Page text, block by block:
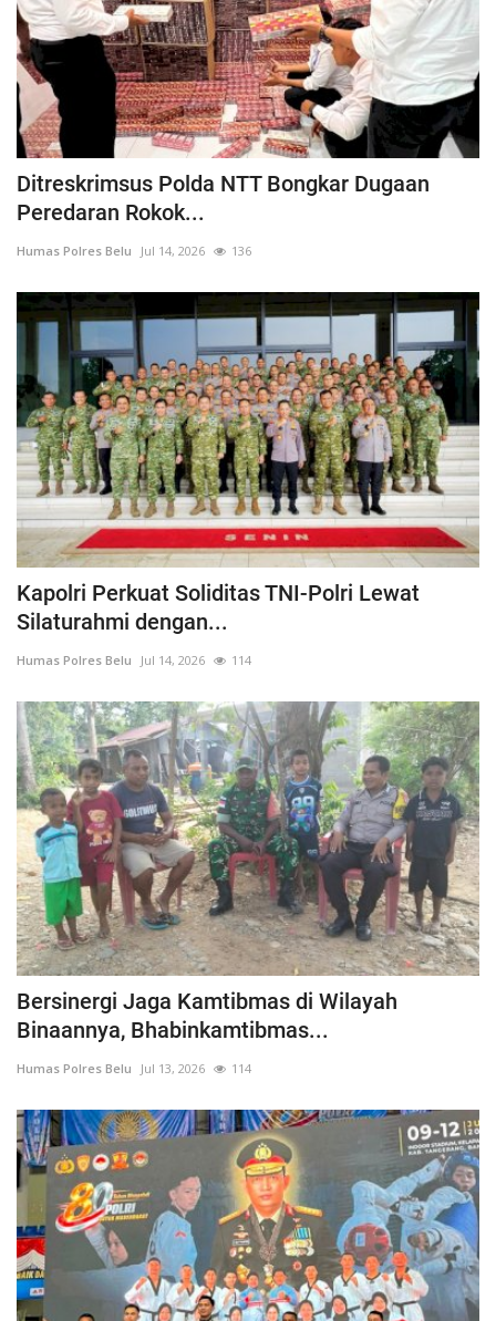
Ditreskrimsus Polda NTT Bongkar Dugaan
Peredaran Rokok...
Humas Polres Belu Jul 14, 2026 136
Kapolri Perkuat Soliditas TNI-Polri Lewat
Silaturahmi dengan...
Humas Polres Belu Jul 14, 2026 114
Bersinergi Jaga Kamtibmas di Wilayah
Binaannya, Bhabinkamtibmas...
Humas Polres Belu Jul 13, 2026 114